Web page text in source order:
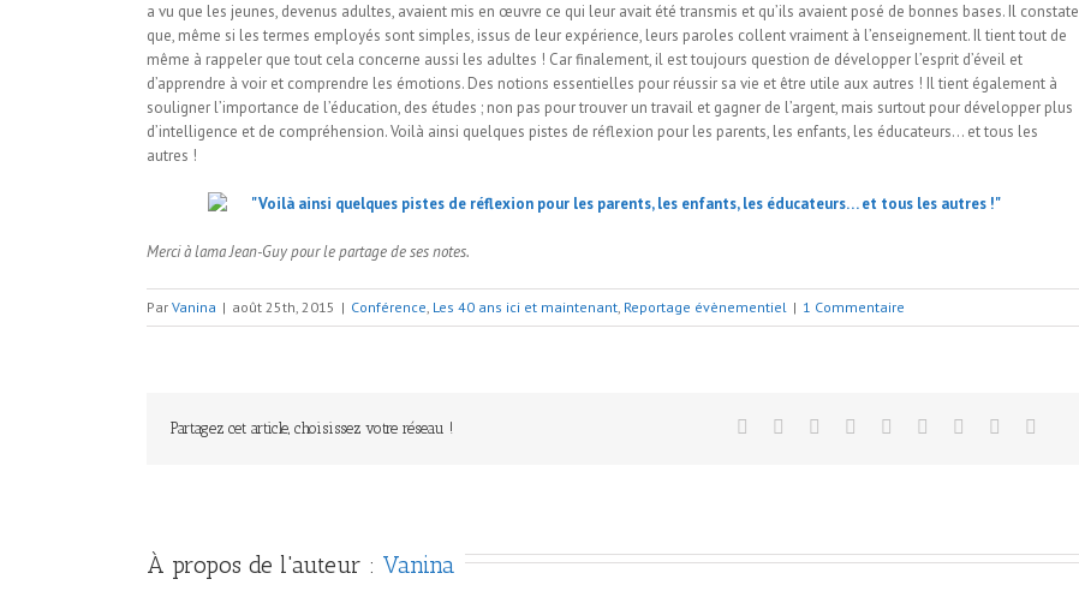
a vu que les jeunes, devenus adultes, avaient mis en œuvre ce qui leur avait été transmis et qu’ils avaient posé de bonnes bases. Il constate
que, même si les termes employés sont simples, issus de leur expérience, leurs paroles collent vraiment à l’enseignement. Il tient tout de
même à rappeler que tout cela concerne aussi les adultes ! Car finalement, il est toujours question de développer l’esprit d’éveil et
d’apprendre à voir et comprendre les émotions. Des notions essentielles pour réussir sa vie et être utile aux autres ! Il tient également à
souligner l’importance de l’éducation, des études ; non pas pour trouver un travail et gagner de l’argent, mais surtout pour développer plus
d’intelligence et de compréhension. Voilà ainsi quelques pistes de réflexion pour les parents, les enfants, les éducateurs… et tous les
autres !
Merci à lama Jean-Guy pour le partage de ses notes.
Par Vanina | août 25th, 2015 | Conférence, Les 40 ans ici et maintenant, Reportage évènementiel | 1 Commentaire
Partagez cet article, choisissez votre réseau !
À propos de l'auteur : Vanina